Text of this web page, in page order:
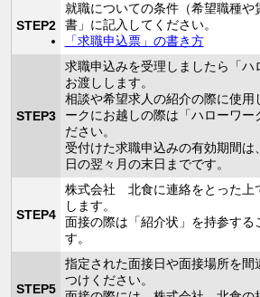
STEP2
就職についての条件（希望職種や
書」に記入してください。
「求職申込票」の書き方
STEP3
求職申込みを受理しましたら「ハ
お渡しします。
相談や希望求人の紹介の際に使用
ークにお越しの際は「ハローワー
ださい。
受付けた求職申込みの有効期間は
日の翌々月の末日までです。
STEP4
株式会社 北食に連絡をとった上
します。
面接の際は「紹介状」を持参する
す。
STEP5
指定された面接日や面接場所を間
つけください。